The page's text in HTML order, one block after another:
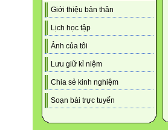
Giới thiệu bản thân
Lịch học tập
Ảnh của tôi
Lưu giữ kỉ niệm
Chia sẻ kinh nghiệm
Soạn bài trực tuyến